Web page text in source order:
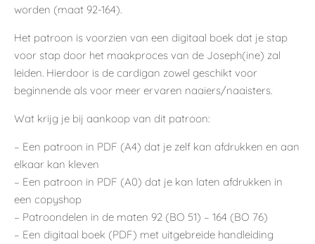
worden (maat 92-164).
Het patroon is voorzien van een digitaal boek dat je stap
voor stap door het maakproces van de Joseph(ine) zal
leiden. Hierdoor is de cardigan zowel geschikt voor
beginnende als voor meer ervaren naaiers/naaisters.
Wat krijg je bij aankoop van dit patroon:
– Een patroon in PDF (A4) dat je zelf kan afdrukken en aan
elkaar kan kleven
– Een patroon in PDF (A0) dat je kan laten afdrukken in
een copyshop
– Patroondelen in de maten 92 (BO 51) – 164 (BO 76)
– Een digitaal boek (PDF) met uitgebreide handleiding